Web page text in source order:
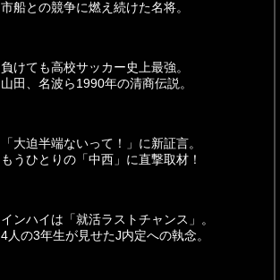
市船との競争に燃え続けた名将。
負けても高校サッカー史上最強。
山田、名波ら1990年の清商伝説。
「大迫半端ないって！」に新証言。
もうひとりの「中西」に直撃取材！
インハイは「就活ラストチャンス」。
4人の3年生が見せたJ内定への執念。